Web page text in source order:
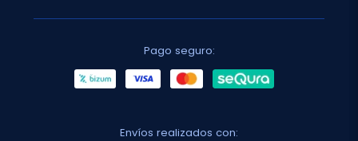
Pago seguro:
Envíos realizados con: